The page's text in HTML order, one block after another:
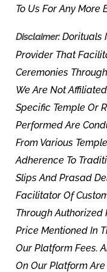
To Us For Any More
Disclaimer:Dorituals
Provider That
Ceremonies
We Are Not
Specific Temple Or
Performed Are
From Various
Adherence To
Slips And Prasad
Facilitator Of
Through Authorized
Price Mentioned In
Our Platform Fees.
On Our Platform